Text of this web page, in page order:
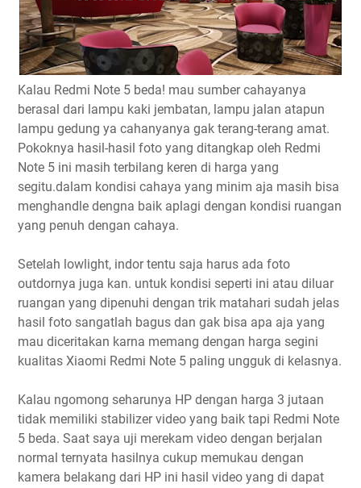
Kalau Redmi Note 5 beda! mau sumber cahayanya
berasal dari lampu kaki jembatan, lampu jalan atapun
lampu gedung ya cahanyanya gak terang-terang amat.
Pokoknya hasil-hasil foto yang ditangkap oleh Redmi
Note 5 ini masih terbilang keren di harga yang
segitu.dalam kondisi cahaya yang minim aja masih bisa
menghandle dengna baik aplagi dengan kondisi ruangan
yang penuh dengan cahaya.
Setelah lowlight, indor tentu saja harus ada foto
outdornya juga kan. untuk kondisi seperti ini atau diluar
ruangan yang dipenuhi dengan trik matahari sudah jelas
hasil foto sangatlah bagus dan gak bisa apa aja yang
mau diceritakan karna memang dengan harga segini
kualitas Xiaomi Redmi Note 5 paling ungguk di kelasnya.
Kalau ngomong seharunya HP dengan harga 3 jutaan
tidak memiliki stabilizer video yang baik tapi Redmi Note
5 beda. Saat saya uji merekam video dengan berjalan
normal ternyata hasilnya cukup memukau dengan
kamera belakang dari HP ini hasil video yang di dapat